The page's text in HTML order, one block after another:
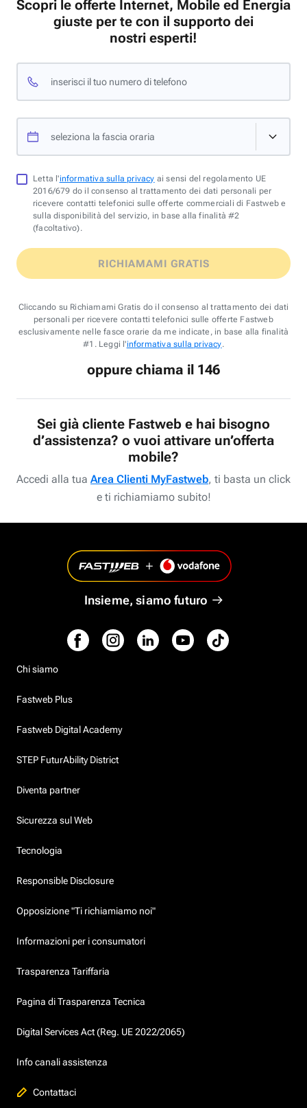
Scopri le offerte Internet, Mobile ed Energia
giuste per te con il supporto dei
nostri esperti!
inserisci il tuo numero di telefono
seleziona la fascia oraria
Letta l'informativa sulla privacy ai sensi del regolamento UE
2016/679 do il consenso al trattamento dei dati personali per
ricevere contatti telefonici sulle offerte commerciali di Fastweb e
sulla disponibilità del servizio, in base alla finalità #2
(facoltativo).
RICHIAMAMI GRATIS
Cliccando su Richiamami Gratis do il consenso al trattamento dei dati
personali per ricevere contatti telefonici sulle offerte Fastweb
esclusivamente nelle fasce orarie da me indicate, in base alla finalità
#1. Leggi l'informativa sulla privacy.
oppure chiama il 146
Sei già cliente Fastweb e hai bisogno
d’assistenza? o vuoi attivare un’offerta
mobile?
Accedi alla tua Area Clienti MyFastweb, ti basta un click
e ti richiamiamo subito!
Insieme, siamo futuro
Chi siamo
Fastweb Plus
Fastweb Digital Academy
STEP FuturAbility District
Diventa partner
Sicurezza sul Web
Tecnologia
Responsible Disclosure
Opposizione "Ti richiamiamo noi"
Informazioni per i consumatori
Trasparenza Tariffaria
Pagina di Trasparenza Tecnica
Digital Services Act (Reg. UE 2022/2065)
Info canali assistenza
Contattaci